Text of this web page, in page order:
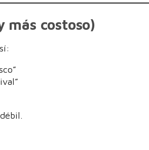
más costoso)